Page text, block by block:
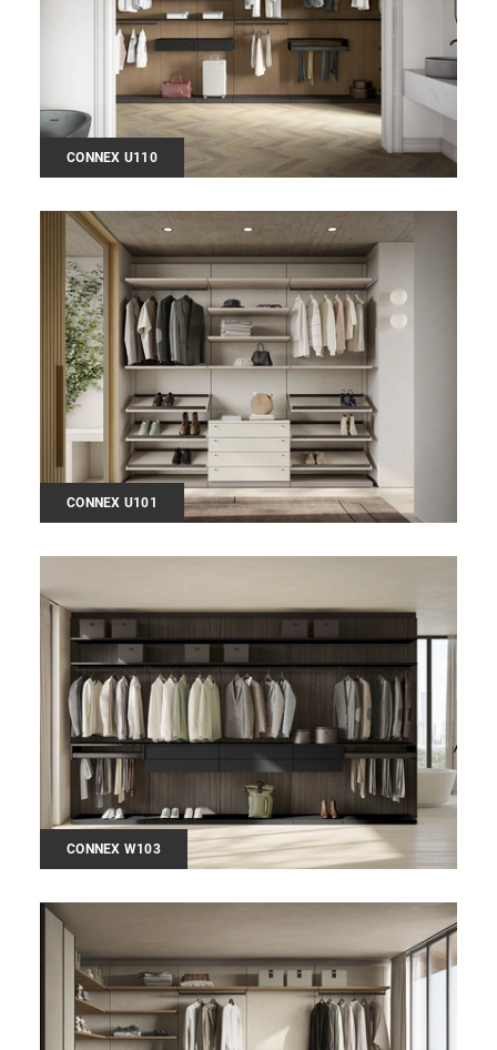
CONNEX U110
CONNEX U101
CONNEX W103